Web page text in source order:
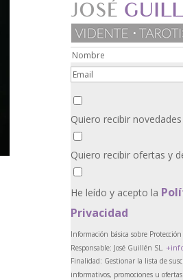
Quiero recibir novedades
Quiero recibir ofertas y
He leído y acepto la
Privacidad
Información básica sobre
Responsable: José Guillén SL.
Finalidad: Gestionar la lista de
informativos, promociones u ofertas.